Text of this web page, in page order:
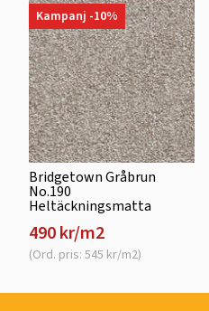
Kampanj -10%
Bridgetown Gråbrun
No.190
Heltäckningsmatta
490 kr/m2
(Ord. pris: 545 kr/m2)